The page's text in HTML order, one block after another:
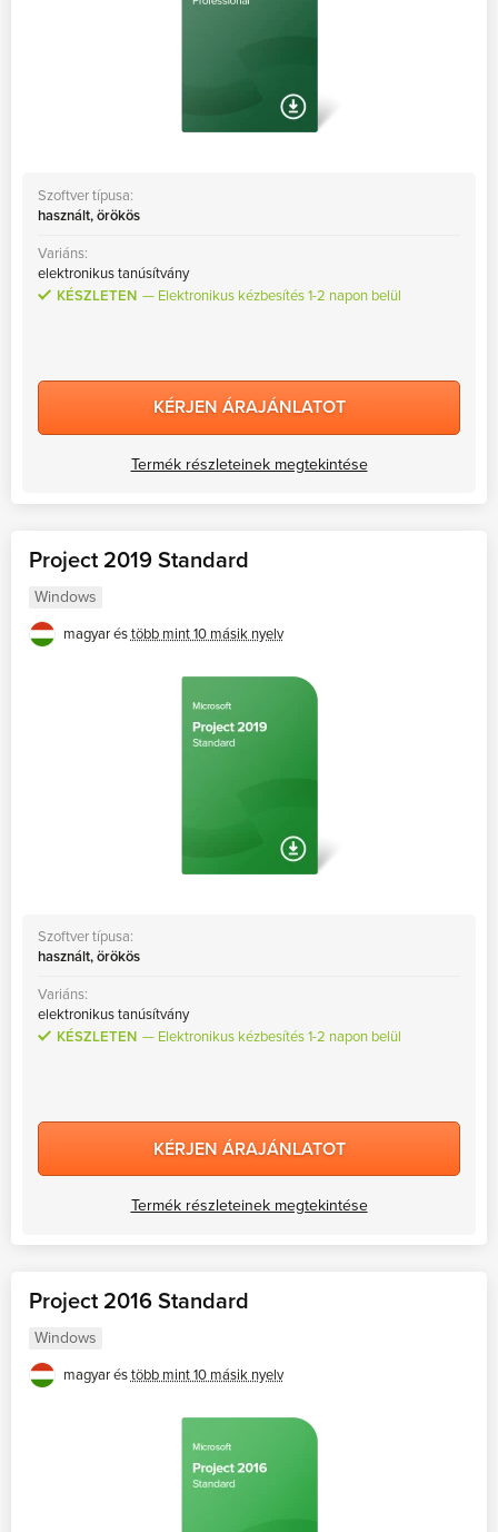
Szoftver típusa:
használt, örökös
Variáns:
elektronikus tanúsítvány
KÉSZLETEN
Elektronikus kézbesítés 1-2 napon belül
KÉRJEN ÁRAJÁNLATOT
Termék részleteinek megtekintése
Project 2019 Standard
Windows
magyar éstöbb mint 10 másik nyelv
Szoftver típusa:
használt, örökös
Variáns:
elektronikus tanúsítvány
KÉSZLETEN
Elektronikus kézbesítés 1-2 napon belül
KÉRJEN ÁRAJÁNLATOT
Termék részleteinek megtekintése
Project 2016 Standard
Windows
magyar éstöbb mint 10 másik nyelv